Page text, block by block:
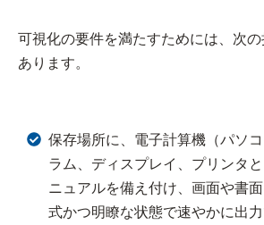
可視化の要件を満たすためには、次
あります。
保存場所に、電子計算機（パソ
ラム、ディスプレイ、プリンタ
ニュアルを備え付け、画面や書
式かつ明瞭な状態で速やかに出